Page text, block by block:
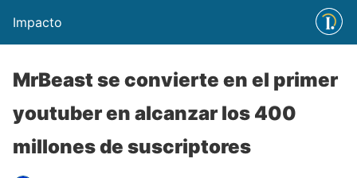
Impacto
MrBeast se convierte en el primer
youtuber en alcanzar los 400
millones de suscriptores